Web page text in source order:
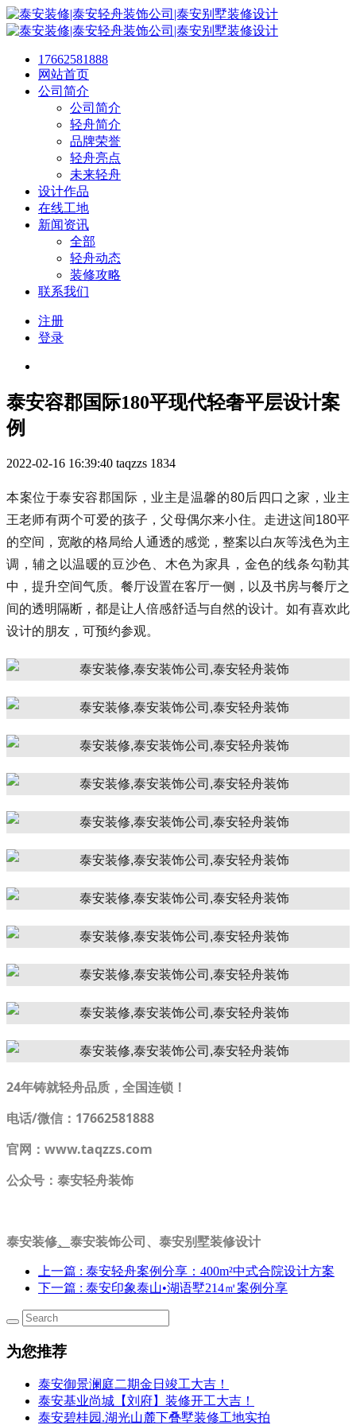
17662581888
网站首页
公司简介
公司简介
轻舟简介
品牌荣誉
轻舟亮点
未来轻舟
设计作品
在线工地
新闻资讯
全部
轻舟动态
装修攻略
联系我们
注册
登录
泰安容郡国际180平现代轻奢平层设计案
例
2022-02-16 16:39:40 taqzzs 1834
本案位于泰安容郡国际，业主是温馨的80后四口之家，业主
王老师有两个可爱的孩子，父母偶尔来小住。走进这间180平
的空间，宽敞的格局给人通透的感觉，整案以白灰等浅色为主
调，辅之以温暖的豆沙色、木色为家具，金色的线条勾勒其
中，提升空间气质。餐厅设置在客厅一侧，以及书房与餐厅之
间的透明隔断，都是让人倍感舒适与自然的设计。如有喜欢此
设计的朋友，可预约参观。
24年铸就轻舟品质，全国连锁！
电话/微信：17662581888
官网：www.taqzzs.com
公众号：泰安轻舟装饰
泰安装修、 泰安装饰公司、泰安别墅装修设计
上一篇 : 泰安轻舟案例分享：400m²中式合院设计方案
下一篇 : 泰安印象泰山•湖语墅214㎡案例分享
为您推荐
泰安御景澜庭二期金日竣工大吉！
泰安基业尚城【刘府】装修开工大吉！
泰安碧桂园.湖光山麓下叠墅装修工地实拍